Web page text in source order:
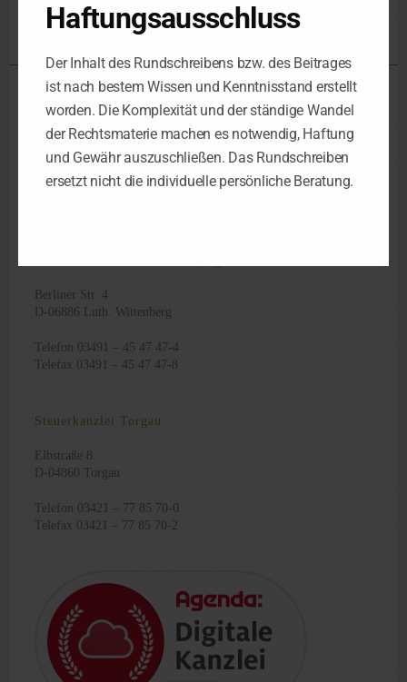
Betrugsschaden, Werbungskosten
Schorlemmerstraße 2
D-04155 Leipzig
Telefon 0341 – 98 38 88-0
Berliner Str. 4
D-06886 Luth. Wittenberg
Telefon 03491 – 45 47 47-4
Telefax 03491 – 45 47 47-8
Steuerkanzlei Torgau
Elbstraße 8
D-04860 Torgau
Telefon 03421 – 77 85 70-0
Telefax 03421 – 77 85 70-2
Haftungsausschluss
Der Inhalt des Rundschreibens bzw. des Beitrages
ist nach bestem Wissen und Kenntnisstand erstellt
worden. Die Komplexität und der ständige Wandel
der Rechtsmaterie machen es notwendig, Haftung
und Gewähr auszuschließen. Das Rundschreiben
ersetzt nicht die individuelle persönliche Beratung.